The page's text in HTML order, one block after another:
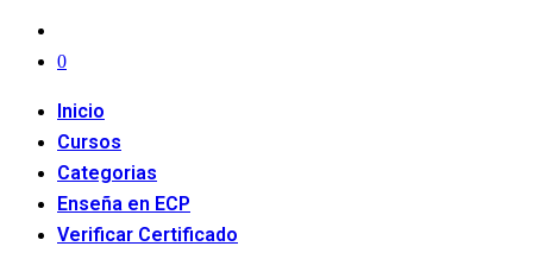
0
Inicio
Cursos
Categorias
Enseña en ECP
Verificar Certificado